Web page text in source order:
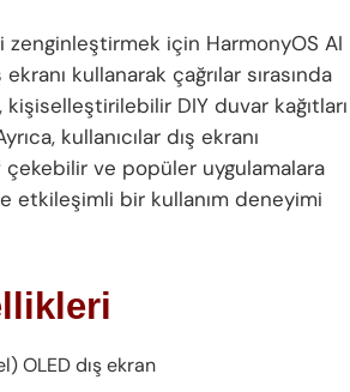
zenginleştirmek için HarmonyOS AI
kullanarak çağrılar sırasında
DIY duvar kağıtları
kullanıcılar dış ekranı
çekebilir ve popüler uygulamalara
etkileşimli bir kullanım deneyimi
OLED dış ekran